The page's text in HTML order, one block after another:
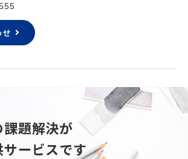
題解決が
ービスです